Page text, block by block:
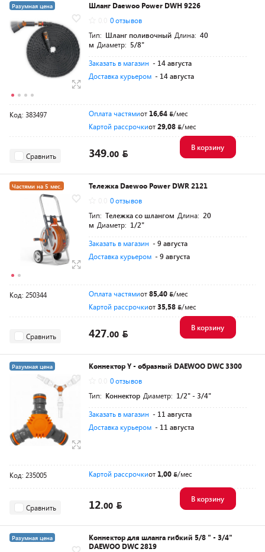
Разумная цена
Шланг Daewoo Power DWH 9226
0 отзывов
Тип: Шланг поливочный Длина: 40
м Диаметр: 5/8"
Заказать в магазин - 14 августа
Доставка курьером - 14 августа
Код: 383497 Оплата частямиот 16,64
/мес
Картой рассрочкиот29,08 /мес
Сравнить 349.00
В корзину
Частями на 5 мес.
Разумная цена
Тележка Daewoo Power DWR 2121
0 отзывов
Тип: Тележка со шлангом Длина: 20
м Диаметр: 1/2"
Заказать в магазин - 9 августа
Доставка курьером - 9 августа
Код: 250344 Оплата частямиот85,40
/мес
Картой рассрочкиот35,58 /мес
Сравнить 427.00
В корзину
Разумная цена
Коннектор Y - образный DAEWOO DWC 3300
0 отзывов
Тип: Коннектор Диаметр: 1/2" - 3/4"
Заказать в магазин - 11 августа
Доставка курьером - 11 августа
Код: 235005 Картой рассрочкиот 1,00 /мес
Сравнить 12.00
В корзину
Разумная цена
Коннектор для шланга гибкий 5/8 " - 3/4"
DAEWOO DWC 2819